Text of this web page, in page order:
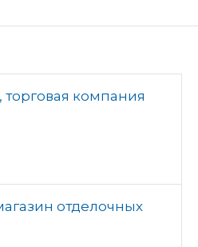
компания
отделочных